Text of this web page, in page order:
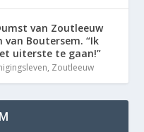
van Zoutleeuw
van Boutersem. “Ik
uiterste te gaan!”
, Zoutleeuw